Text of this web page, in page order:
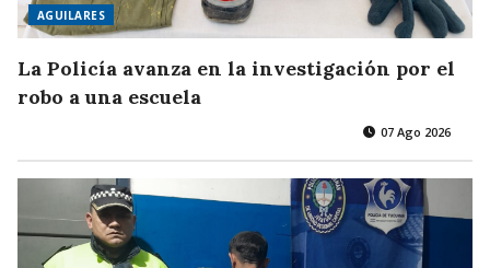
AGUILARES
La Policía avanza en la investigación por el
robo a una escuela
07 Ago 2026